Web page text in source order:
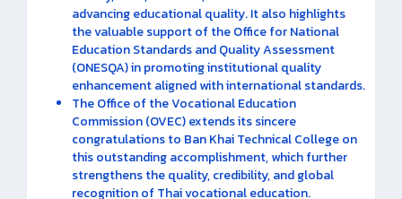
advancing educational quality. It also highlights
the valuable support of the Office for National
Education Standards and Quality Assessment
(ONESQA) in promoting institutional quality
enhancement aligned with international standards.
The Office of the Vocational Education
Commission (OVEC) extends its sincere
congratulations to Ban Khai Technical College on
this outstanding accomplishment, which further
strengthens the quality, credibility, and global
recognition of Thai vocational education.